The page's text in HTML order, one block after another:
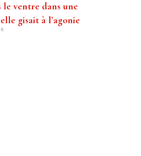
le ventre dans une
gisait à l’agonie